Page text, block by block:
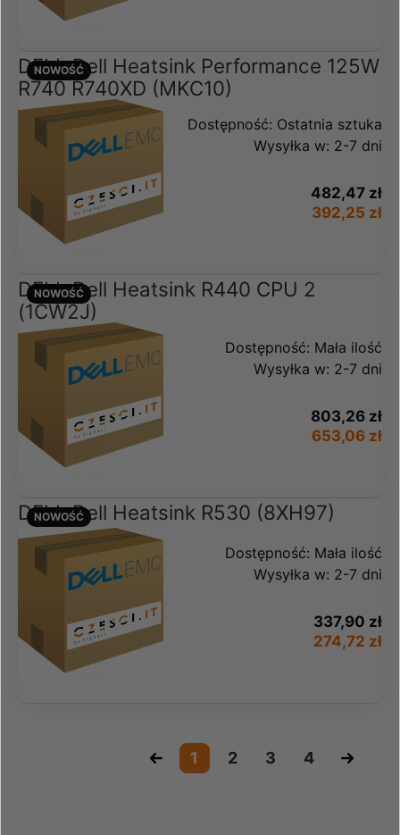
DELL Dell Heatsink Performance 125W
R740 R740XD (MKC10)
Dostępność: Ostatnia sztuka
Wysyłka w: 2-7 dni
482,47 zł
392,25 zł
NOWOŚĆ
DELL Dell Heatsink R440 CPU 2
(1CW2J)
Dostępność: Mała ilość
Wysyłka w: 2-7 dni
803,26 zł
653,06 zł
NOWOŚĆ
DELL Dell Heatsink R530 (8XH97)
Dostępność: Mała ilość
Wysyłka w: 2-7 dni
337,90 zł
274,72 zł
NOWOŚĆ
« 1 2 3 4 »